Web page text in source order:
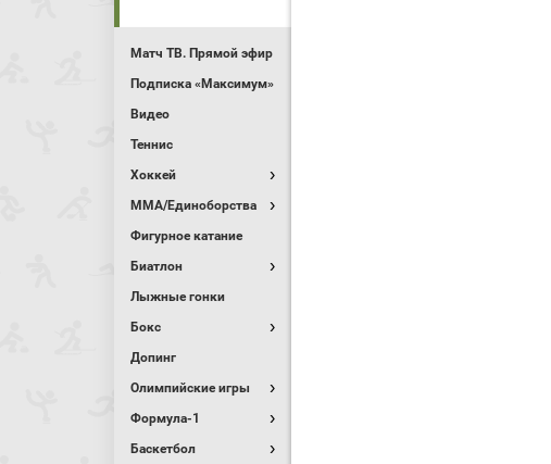
Матч ТВ. Прямой эфир
Подписка «Максимум»
Видео
Теннис
Хоккей
MMA/Единоборства
Фигурное катание
Биатлон
Лыжные гонки
Бокс
Допинг
Олимпийские игры
Формула-1
Баскетбол